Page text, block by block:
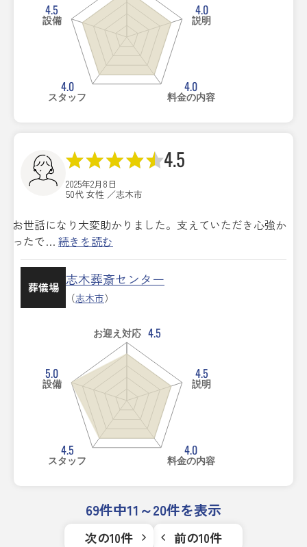
4.0
説明
4.0
料金の内容
4.0
スタッフ
4.5
設備
4.5
2025年2月8日
50代 女性 ／志木市
お世話になり大変助かりました。支えていただき心強か
ったで… 続きを読む
葬儀場 志木葬斎センター
（志木市）
お迎え対応 4.5
4.5
説明
4.0
料金の内容
4.5
スタッフ
5.0
設備
69件中11～20件を表示
前の10件
次の10件